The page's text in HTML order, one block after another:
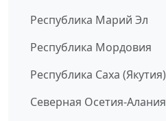
Республика Марий Эл
Республика Мордовия
Республика Саха (Якутия)
Северная Осетия-Алания